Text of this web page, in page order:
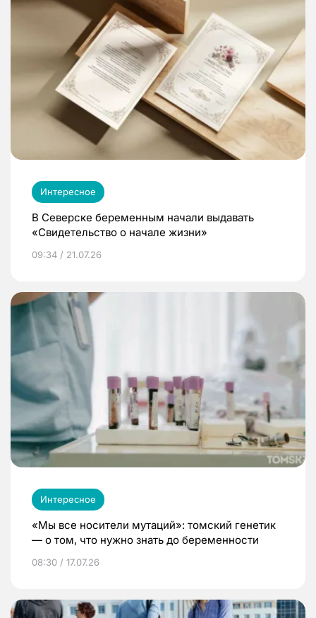
Интересное
В Северске беременным начали выдавать
«Свидетельство о начале жизни»
09:34 / 21.07.26
Интересное
«Мы все носители мутаций»: томский генетик
— о том, что нужно знать до беременности
08:30 / 17.07.26